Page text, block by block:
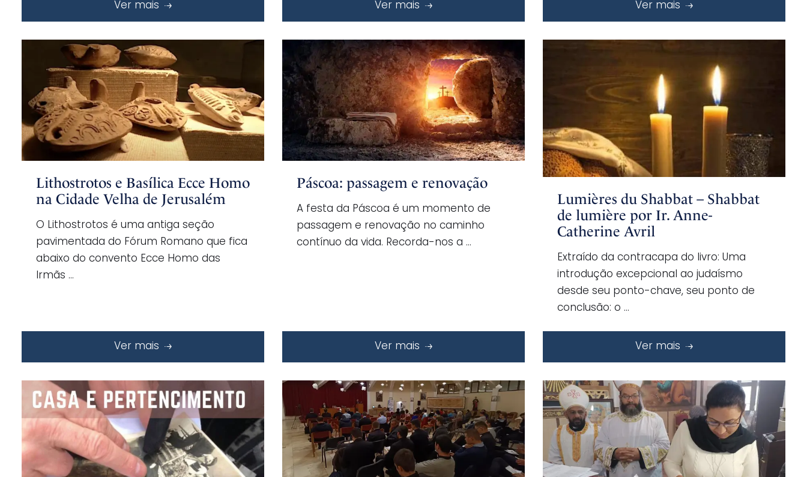
Ver mais Ver mais Ver mais
Lithostrotos e Basílica Ecce Homo
na Cidade Velha de Jerusalém
O Lithostrotos é uma antiga seção
pavimentada do Fórum Romano que fica
abaixo do convento Ecce Homo das
Irmãs …
Ver mais
Páscoa: passagem e renovação
A festa da Páscoa é um momento de
passagem e renovação no caminho
contínuo da vida. Recorda-nos a …
Ver mais
Lumières du Shabbat – Shabbat
de lumière por Ir. Anne-
Catherine Avril
Extraído da contracapa do livro: Uma
introdução excepcional ao judaísmo
desde seu ponto-chave, seu ponto de
conclusão: o …
Ver mais